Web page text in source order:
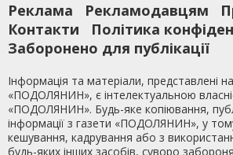
Реклама Рекламодавцям
Контакти
Політика
Заборонено для публікації
Інформація та матеріали, представлені
«ПОДОЛЯНИН», є інтелектуальною
«ПОДОЛЯНИН». Будь-яке копіювання,
інформації з газети «ПОДОЛЯНИН», у
кешування, кадрування або з
будь-яких інших засобів, суворо